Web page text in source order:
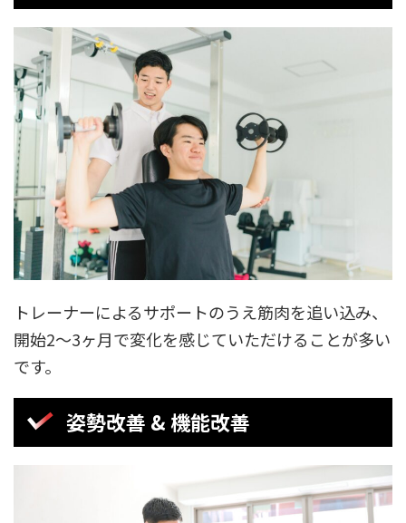
トレーナーによるサポートのうえ筋肉を追い込み、
開始2〜3ヶ月で変化を感じていただけることが多い
です。
姿勢改善 & 機能改善